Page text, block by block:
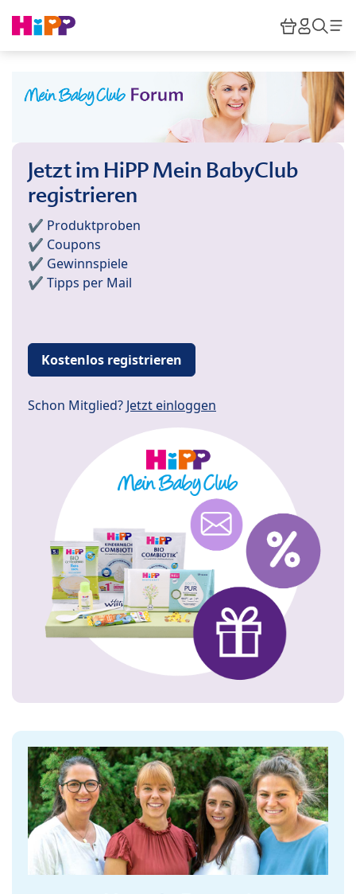
HiPP
Jetzt im HiPP Mein BabyClub
registrieren
✔️ Produktproben
✔️ Coupons
✔️ Gewinnspiele
✔️ Tipps per Mail
Kostenlos registrieren
Schon Mitglied? Jetzt einloggen